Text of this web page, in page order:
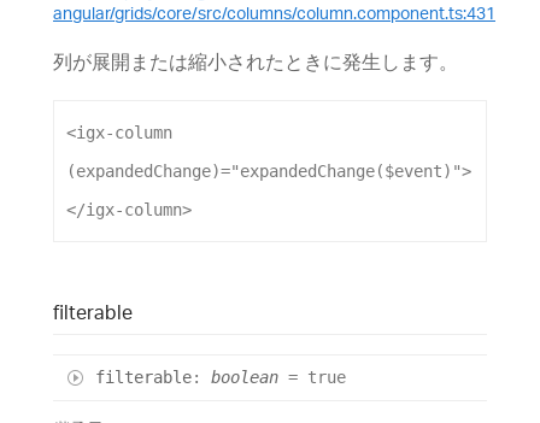
angular/grids/core/src/columns/column.component.ts:431
列が展開または縮小されたときに発生します。
<igx-column
(expandedChange)="expandedChange($event)">
</igx-column>
filterable
filterable: boolean = true